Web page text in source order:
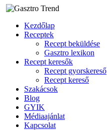
Kezdőlap
Receptek
Recept beküldése
Gasztro lexikon
Recept keresők
Recept gyorskereső
Recept kereső
Szakácsok
Blog
GYIK
Médiaajánlat
Kapcsolat